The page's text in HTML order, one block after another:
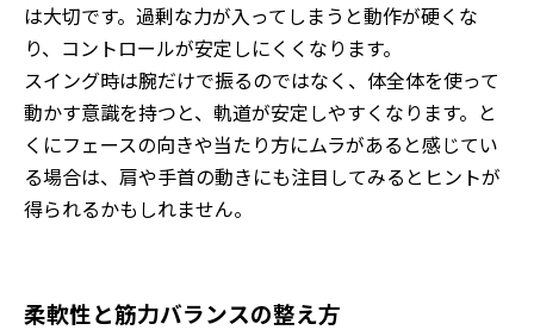
は大切です。過剰な力が入ってしまうと動作が硬くな
り、コントロールが安定しにくくなります。
スイング時は腕だけで振るのではなく、体全体を使って
動かす意識を持つと、軌道が安定しやすくなります。と
くにフェースの向きや当たり方にムラがあると感じてい
る場合は、肩や手首の動きにも注目してみるとヒントが
得られるかもしれません。
柔軟性と筋力バランスの整え方